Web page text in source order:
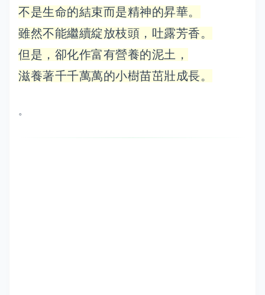
不是生命的結束而是精神的昇華。
雖然不能繼續綻放枝頭，吐露芳香。
但是，卻化作富有營養的泥土，
滋養著千千萬萬的小樹苗茁壯成長。
。